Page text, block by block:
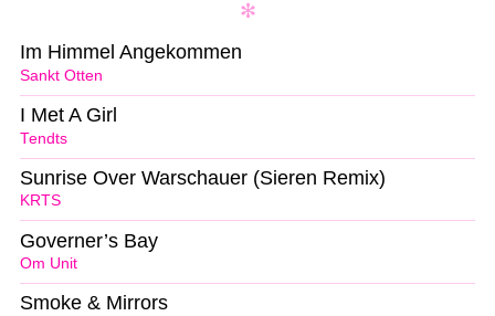
Sankt Otten
Im Himmel Angekommen
Tendts
I Met A Girl
KRTS
Sunrise Over Warschauer (Sieren Remix)
Om Unit
Governer’s Bay
Smoke & Mirrors